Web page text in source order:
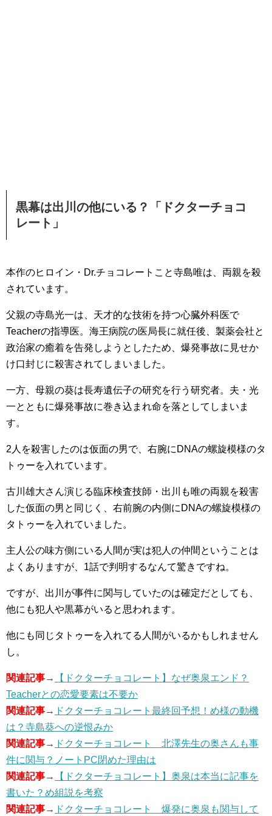
黒幕は出川の他にいる？「ドクターチョコ
レート」
本作のヒロイン・Dr.チョコレートこと寺島唯は、両親を殺
されています。
父親の寺島光一は、天才的な技術を持つ心臓外科医で
Teacherの指導医。海王病院の医局長に就任後、製薬会社と
政治家の癒着を告発しようとしたため、爆発事故に見せか
け口封じに殺害されてしまいました。
一方、母親の葵は長寿遺伝子の研究を行う研究者。夫・光
一とともに爆発事故に巻き込まれ命を落としてしまいま
す。
2人を殺害したのは仮面の男で、右腕にDNAの螺旋模様のタ
トゥーを入れています。
古川雄大さん演じる臨床検査技師・出川も唯の両親を殺害
した仮面の男と同じく、右前腕の内側にDNAの螺旋模様の
タトゥーを入れていました。
主人公の味方側にいる人間が実は犯人の仲間ということは
よくありますが、1話で判明するなんて驚きですね。
ですが、出川が事件に関与していたのは確定だとしても、
他にも犯人や黒幕がいると思われます。
他にも同じタトゥーを入れてる人間がいるかもしれません
し。
関連記事→
【ドクターチョコレート】なぜ奥泉エンド？
Teacherとの恋愛要素は不要か
関連記事→ ドクターチョコレート最終回予想！め様の動機
は？寺島葵への逆恨みか
関連記事→ ドクターチョコレート 北澤先生の奥さんも事
件に関与？ノートPC閉めた理由は
関連記事→
【ドクターチョコレート】奥泉は本当に記事を
書いた？め組説を考察
関連記事→ ドクターチョコレート 爆発に奥泉も関与して